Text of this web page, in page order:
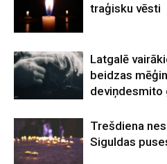
traģisku vēsti
Latgalē
beidzas
deviņdesmito
Trešdiena
Siguldas